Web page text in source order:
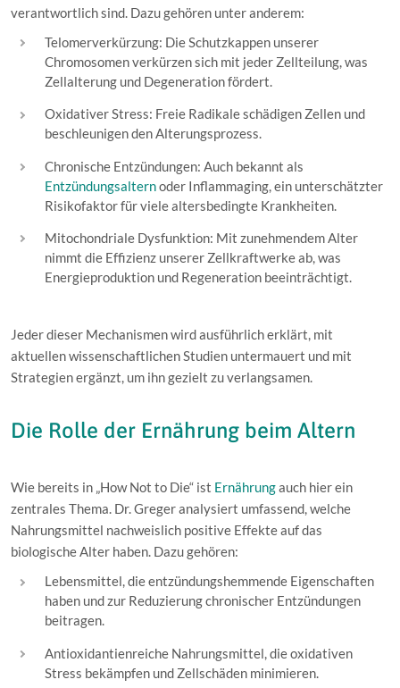
verantwortlich sind. Dazu gehören unter anderem:
Telomerverkürzung: Die Schutzkappen unserer
Chromosomen verkürzen sich mit jeder Zellteilung, was
Zellalterung und Degeneration fördert.
Oxidativer Stress: Freie Radikale schädigen Zellen und
beschleunigen den Alterungsprozess.
Chronische Entzündungen: Auch bekannt als
Entzündungsalternoder Inflammaging, ein unterschätzter
Risikofaktor für viele altersbedingte Krankheiten.
Mitochondriale Dysfunktion: Mit zunehmendem Alter
nimmt die Effizienz unserer Zellkraftwerke ab, was
Energieproduktion und Regeneration beeinträchtigt.
Jeder dieser Mechanismen wird ausführlich erklärt, mit
aktuellen wissenschaftlichen Studien untermauert und mit
Strategien ergänzt, um ihn gezielt zu verlangsamen.
Die Rolle der Ernährung beim Altern
Wie bereits in „How Not to Die“ ist Ernährungauch hier ein
zentrales Thema. Dr. Greger analysiert umfassend, welche
Nahrungsmittel nachweislich positive Effekte auf das
biologische Alter haben. Dazu gehören:
Lebensmittel, die entzündungshemmende Eigenschaften
haben und zur Reduzierung chronischer Entzündungen
beitragen.
Antioxidantienreiche Nahrungsmittel, die oxidativen
Stress bekämpfen und Zellschäden minimieren.